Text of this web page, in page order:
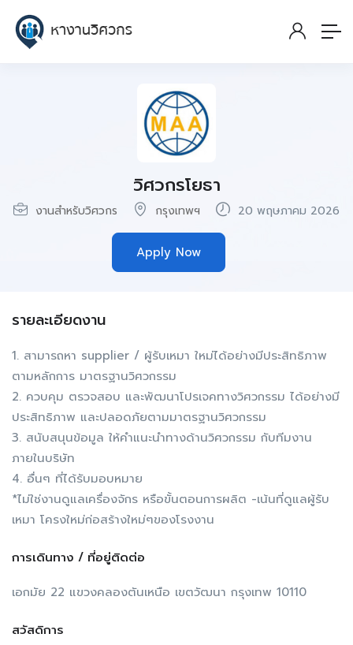
วิศวกรโยธา
งานสำหรับวิศวกร กรุงเทพฯ 20 พฤษภาคม 2026
Apply Now
รายละเอียดงาน
1. สามารถหา supplier / ผู้รับเหมา ใหม่ได้อย่างมีประสิทธิภาพ
ตามหลักการ มาตรฐานวิศวกรรม
2. ควบคุม ตรวจสอบ และพัฒนาโปรเจคทางวิศวกรรม ได้อย่างมี
ประสิทธิภาพ และปลอดภัยตามมาตรฐานวิศวกรรม
3. สนับสนุนข้อมูล ให้คำแนะนำทางด้านวิศวกรรม กับทีมงาน
ภายในบริษัท
4. อื่นๆ ที่ได้รับมอบหมาย
*ไม่ใช่งานดูแลเครื่องจักร หรือขั้นตอนการผลิต -เน้นที่ดูแลผู้รับ
เหมา โครงใหม่ก่อสร้างใหม่ๆของโรงงาน
การเดินทาง / ที่อยู่ติดต่อ
เอกมัย 22 แขวงคลองตันเหนือ เขตวัฒนา กรุงเทพ 10110
สวัสดิการ